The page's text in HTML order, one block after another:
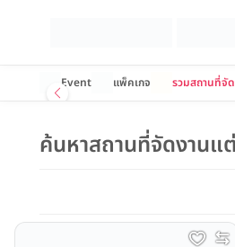
Event แพ็คเกจ รวมสถานที่จั
ค้นหาสถานที่จัดงานแ